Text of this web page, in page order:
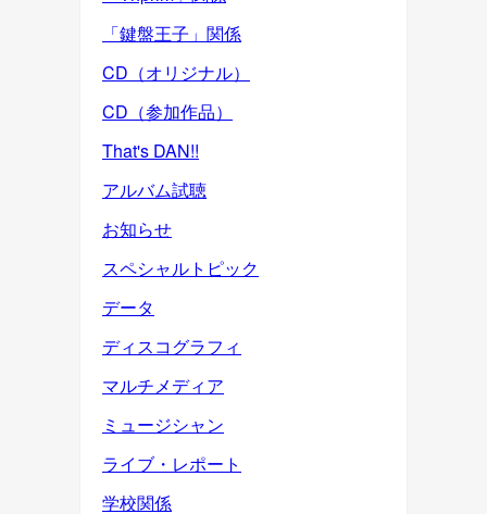
「鍵盤王子」関係
CD（オリジナル）
CD（参加作品）
That's DAN!!
アルバム試聴
お知らせ
スペシャルトピック
データ
ディスコグラフィ
マルチメディア
ミュージシャン
ライブ・レポート
学校関係